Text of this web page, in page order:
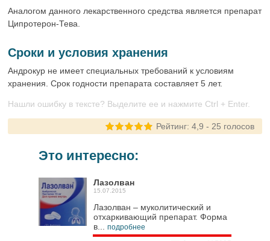
Аналогом данного лекарственного средства является препарат
Ципротерон-Тева.
Сроки и условия хранения
Андрокур не имеет специальных требований к условиям
хранения. Срок годности препарата составляет 5 лет.
Нашли ошибку в тексте? Выделите ее и нажмите Ctrl + Enter.
Рейтинг: 4,9 - 25 голосов
Это интересно:
Лазолван
15.07.2015
Лазолван – муколитический и
отхаркивающий препарат. Форма
в... подробнее